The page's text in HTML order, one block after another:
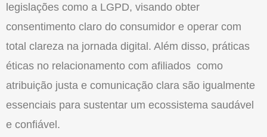
legislações como a LGPD, visando obter
consentimento claro do consumidor e operar com
total clareza na jornada digital. Além disso, práticas
éticas no relacionamento com afiliados como
atribuição justa e comunicação clara são igualmente
essenciais para sustentar um ecossistema saudável
e confiável.